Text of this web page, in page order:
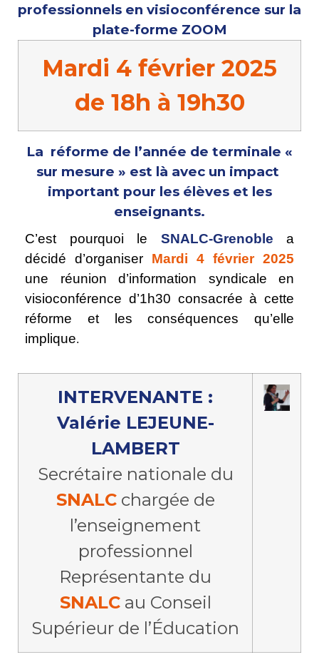
professionnels en visioconférence sur la
plate-forme ZOOM
Mardi 4 février 2025
de 18h à 19h30
La réforme de l’année de terminale «
sur mesure » est là avec un impact
important pour les élèves et les
enseignants.
C’est pourquoi le SNALC-Grenoble a
décidé d’organiser Mardi 4 février 2025
une réunion d’information syndicale en
visioconférence d’1h30 consacrée à cette
réforme et les conséquences qu’elle
implique.
INTERVENANTE :
Valérie LEJEUNE-
LAMBERT
Secrétaire nationale du
SNALCchargée de
l’enseignement
professionnel
Représentante du
SNALCau Conseil
Supérieur de l’Éducation